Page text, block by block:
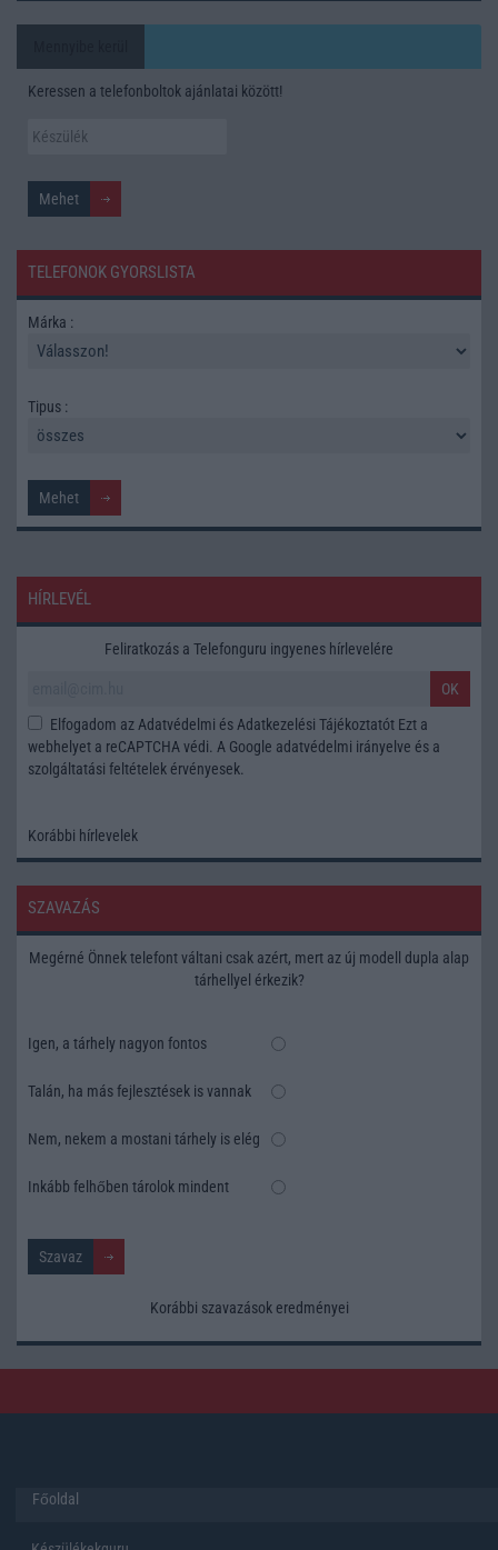
Keressen a telefonboltok ajánlatai között!
TELEFONOK GYORSLISTA
Márka :
Tipus :
HÍRLEVÉL
Feliratkozás a Telefonguru ingyenes hírlevelére
OK
Elfogadom azAdatvédelmi és Adatkezelési Tájékoztatót Ezt a
webhelyet a reCAPTCHA védi. A Google adatvédelmi irányelve és a
szolgáltatási feltételek érvényesek.
Korábbi hírlevelek
SZAVAZÁS
Megérné Önnek telefont váltani csak azért, mert az új modell dupla alap
tárhellyel érkezik?
Igen, a tárhely nagyon fontos
Talán, ha más fejlesztések is vannak
Nem, nekem a mostani tárhely is elég
Inkább felhőben tárolok mindent
Korábbi szavazások eredményei
Főoldal